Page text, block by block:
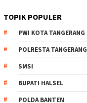
TOPIK POPULER
PWI KOTA TANGERANG
POLRESTA TANGERANG
SMSI
BUPATI HALSEL
POLDA BANTEN